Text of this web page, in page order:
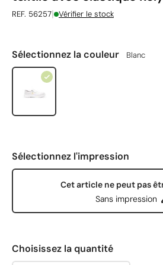
REF. 56257| Vérifier le stock
Sélectionnez la couleur Blanc
Sélectionnez l'impression
Cet article ne peut pas
Sans impression
Choisissez la quantité